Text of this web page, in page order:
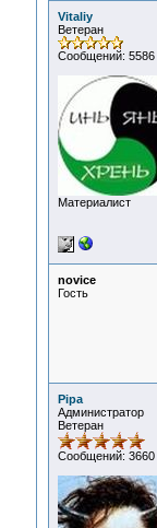
Vitaliy
Ветеран
Сообщений: 5586
Материалист
novice
Гость
Pipa
Администратор
Ветеран
Сообщений: 3660